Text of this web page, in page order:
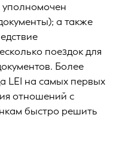
а также
поездок для
Более
LEI на самых первых
отношений с
быстро решить